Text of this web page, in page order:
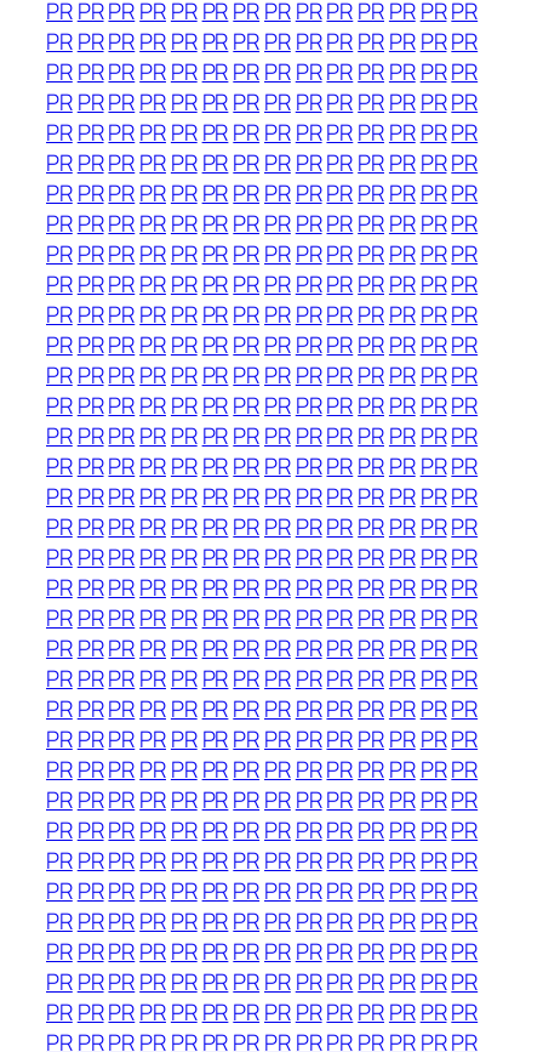
PRPRPRPRPR PRPRPRPRPRPRPR PRPR
PRPRPRPRPR PRPRPRPRPRPRPR PRPR
PRPRPRPRPR PRPRPRPRPRPRPR PRPR
PRPRPRPRPR PRPRPRPRPRPRPR PRPR
PRPRPRPRPR PRPRPRPRPRPRPR PRPR
PRPRPRPRPR PRPRPRPRPRPRPR PRPR
PRPRPRPRPR PRPRPRPRPRPRPR PRPR
PRPRPRPRPR PRPRPRPRPRPRPR PRPR
PRPRPRPRPR PRPRPRPRPRPRPR PRPR
PRPRPRPRPR PRPRPRPRPRPRPR PRPR
PRPRPRPRPR PRPRPRPRPRPRPR PRPR
PRPRPRPRPR PRPRPRPRPRPRPR PRPR
PRPRPRPRPR PRPRPRPRPRPRPR PRPR
PRPRPRPRPR PRPRPRPRPRPRPR PRPR
PRPRPRPRPR PRPRPRPRPRPRPR PRPR
PRPRPRPRPR PRPRPRPRPRPRPR PRPR
PRPRPRPRPR PRPRPRPRPRPRPR PRPR
PRPRPRPRPR PRPRPRPRPRPRPR PRPR
PRPRPRPRPR PRPRPRPRPRPRPR PRPR
PRPRPRPRPR PRPRPRPRPRPRPR PRPR
PRPRPRPRPR PRPRPRPRPRPRPR PRPR
PRPRPRPRPR PRPRPRPRPRPRPR PRPR
PRPRPRPRPR PRPRPRPRPRPRPR PRPR
PRPRPRPRPR PRPRPRPRPRPRPR PRPR
PRPRPRPRPR PRPRPRPRPRPRPR PRPR
PRPRPRPRPR PRPRPRPRPRPRPR PRPR
PRPRPRPRPR PRPRPRPRPRPRPR PRPR
PRPRPRPRPR PRPRPRPRPRPRPR PRPR
PRPRPRPRPR PRPRPRPRPRPRPR PRPR
PRPRPRPRPR PRPRPRPRPRPRPR PRPR
PRPRPRPRPR PRPRPRPRPRPRPR PRPR
PRPRPRPRPR PRPRPRPRPRPRPR PRPR
PRPRPRPRPR PRPRPRPRPRPRPR PRPR
PRPRPRPRPR PRPRPRPRPRPRPR PRPR
PRPRPRPRPR PRPRPRPRPRPRPR PRPR